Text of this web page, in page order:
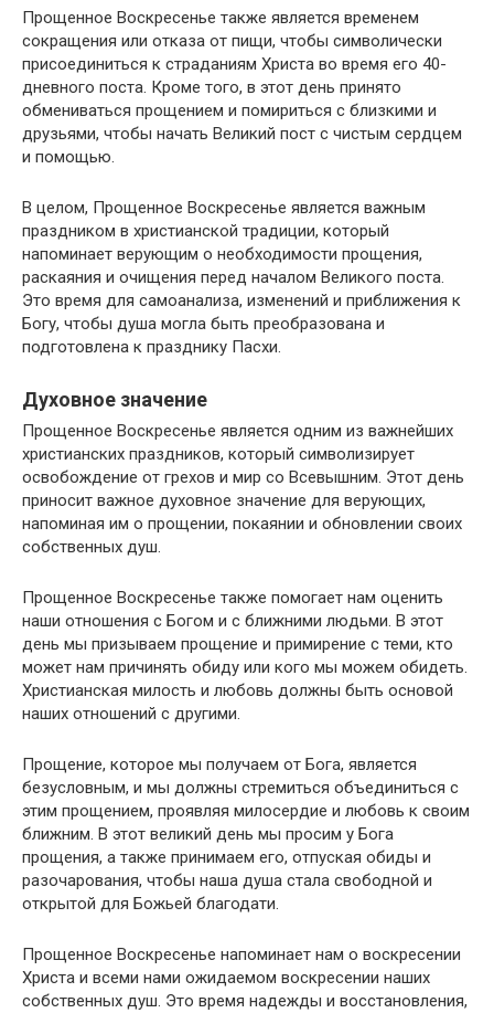
Прощенное Воскресенье также является временем
сокращения или отказа от пищи, чтобы символически
присоединиться к страданиям Христа во время его 40-
дневного поста. Кроме того, в этот день принято
обмениваться прощением и помириться с близкими и
друзьями, чтобы начать Великий пост с чистым сердцем
и помощью.
В целом, Прощенное Воскресенье является важным
праздником в христианской традиции, который
напоминает верующим о необходимости прощения,
раскаяния и очищения перед началом Великого поста.
Это время для самоанализа, изменений и приближения к
Богу, чтобы душа могла быть преобразована и
подготовлена к празднику Пасхи.
Духовное значение
Прощенное Воскресенье является одним из важнейших
христианских праздников, который символизирует
освобождение от грехов и мир со Всевышним. Этот день
приносит важное духовное значение для верующих,
напоминая им о прощении, покаянии и обновлении своих
собственных душ.
Прощенное Воскресенье также помогает нам оценить
наши отношения с Богом и с ближними людьми. В этот
день мы призываем прощение и примирение с теми, кто
может нам причинять обиду или кого мы можем обидеть.
Христианская милость и любовь должны быть основой
наших отношений с другими.
Прощение, которое мы получаем от Бога, является
безусловным, и мы должны стремиться объединиться с
этим прощением, проявляя милосердие и любовь к своим
ближним. В этот великий день мы просим у Бога
прощения, а также принимаем его, отпуская обиды и
разочарования, чтобы наша душа стала свободной и
открытой для Божьей благодати.
Прощенное Воскресенье напоминает нам о воскресении
Христа и всеми нами ожидаемом воскресении наших
собственных душ. Это время надежды и восстановления,